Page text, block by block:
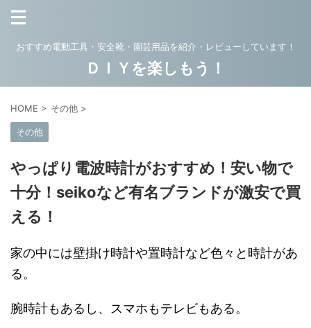
おすすめ電動工具・安全靴・園芸用品を紹介・レビューしています！
ＤＩＹを楽しもう！
HOME > その他 >
その他
やっぱり電波時計がおすすめ！安い物で
十分！seikoなど有名ブランドが激安で買
える！
家の中には壁掛け時計や置時計など色々と時計があ
る。
腕時計もあるし、スマホもテレビもある。